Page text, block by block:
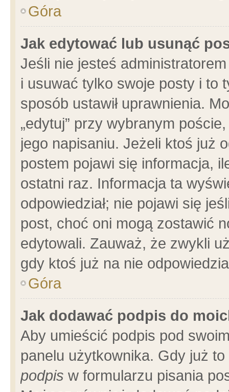
Góra
Jak edytować lub usunąć
Jeśli nie jesteś
i usuwać tylko swoje posty i to
sposób ustawił uprawnienia.
„edytuj” przy wybranym
jego napisaniu. Jeżeli ktoś już
postem pojawi się informacja,
ostatni raz. Informacja ta
odpowiedział; nie pojawi się
post, choć oni mogą zostawić
edytowali. Zauważ, że zwykli
gdy ktoś już na nie
Góra
Jak dodawać podpis do
Aby umieścić podpis pod
panelu użytkownika. Gdy już
podpis w formularzu pisania